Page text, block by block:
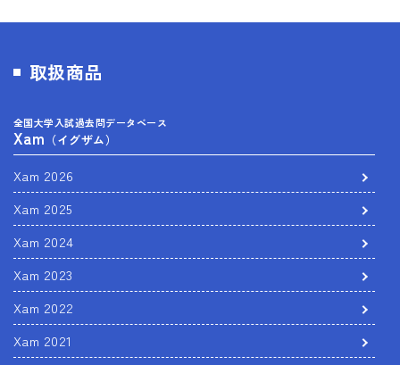
取扱商品
全国大学入試過去問データベース
Xam （イグザム）
Xam 2026
Xam 2025
Xam 2024
Xam 2023
Xam 2022
Xam 2021